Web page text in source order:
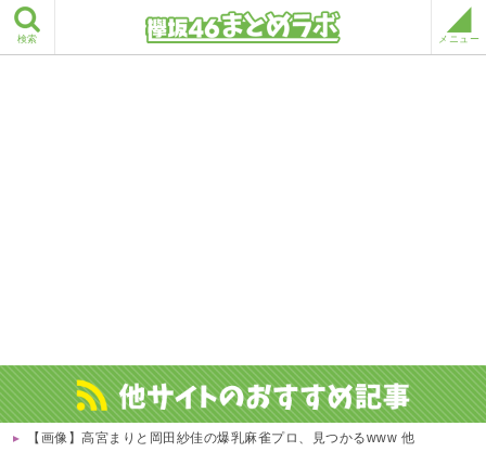
検索 メニュー
【画像】高宮まりと岡田紗佳の爆乳麻雀プロ、見つかるwww 他